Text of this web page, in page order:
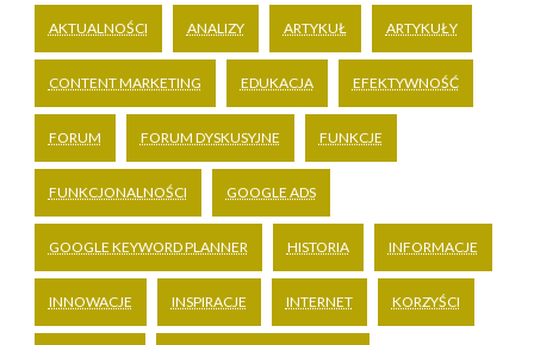
AKTUALNOŚCI ANALIZY ARTYKUŁ ARTYKUŁY
CONTENT MARKETING EDUKACJA EFEKTYWNOŚĆ
FORUM FORUM DYSKUSYJNE FUNKCJE
FUNKCJONALNOŚCI GOOGLE ADS
GOOGLE KEYWORD PLANNER HISTORIA INFORMACJE
INNOWACJE INSPIRACJE INTERNET KORZYŚCI